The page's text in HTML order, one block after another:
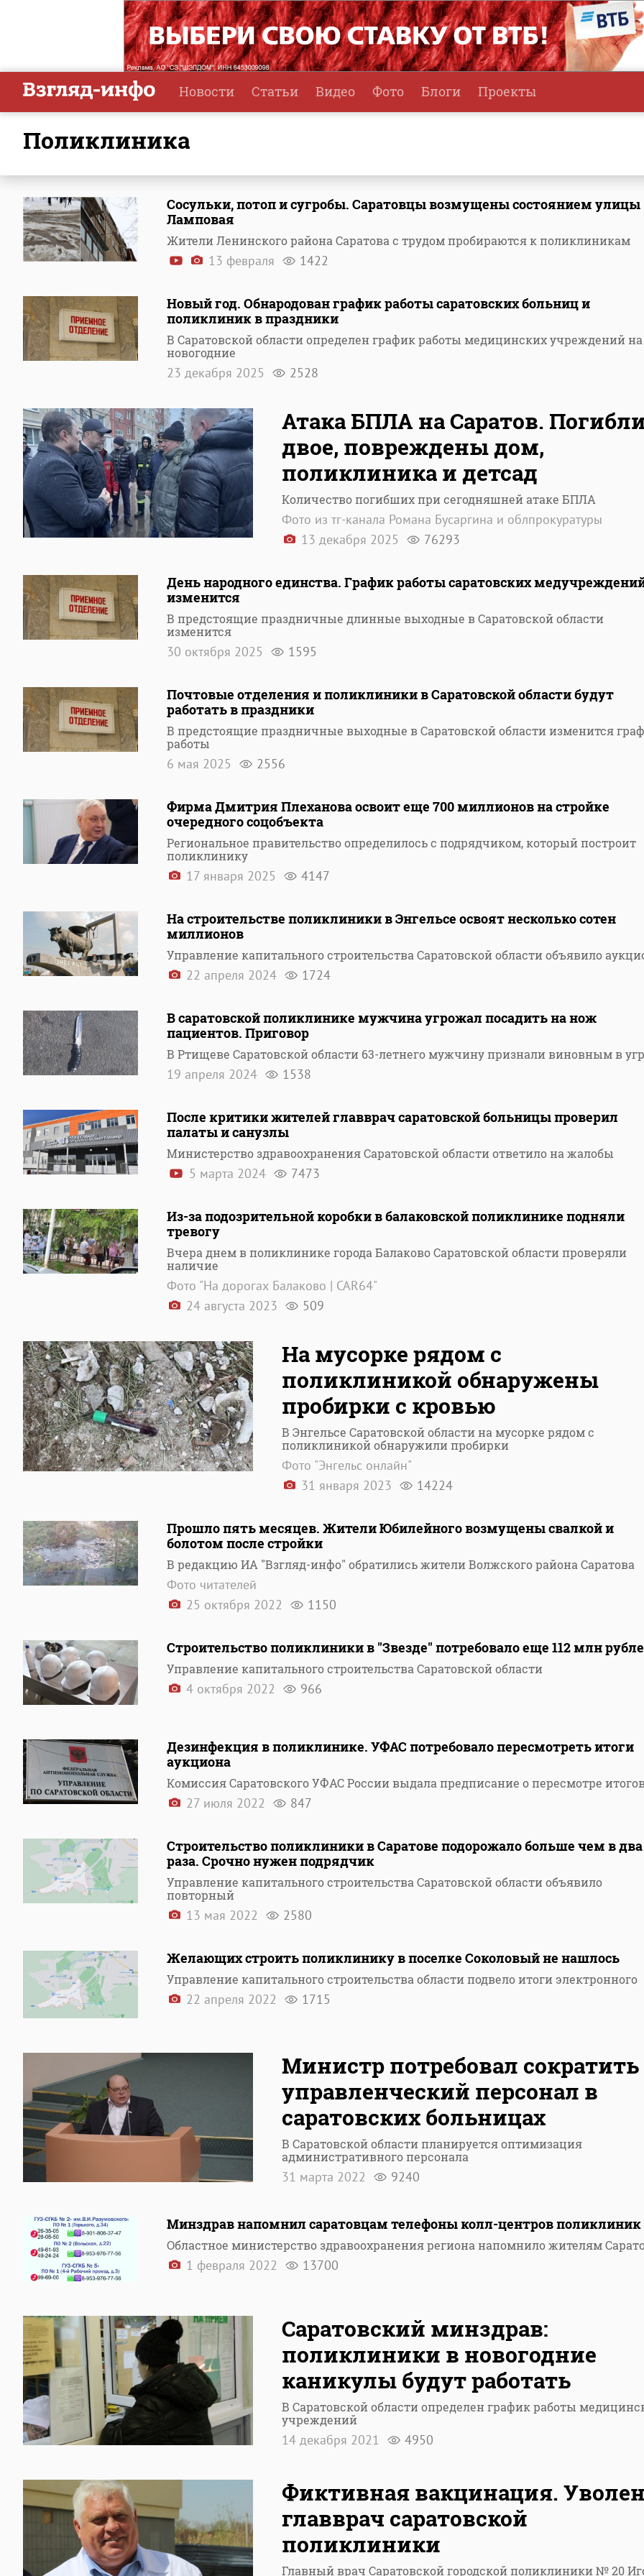
Новости Статьи Видео Фото Блоги Проекты
поликлиника
Сосульки, потоп и сугробы. Саратовцы возмущены состоянием улицы
Ламповая
Жители Ленинского района Саратова с трудом пробираются к поликлиникам
13 февраля 1422
Новый год. Обнародован график работы саратовских больниц и
поликлиник в праздники
В Саратовской области определен график работы медицинских учреждений на
новогодние
23 декабря 2025 2528
Атака БПЛА на Саратов.
двое, повреждены дом,
поликлиника и детсад
Количество погибших при сегодняшней атаке БПЛА
Фото из тг-канала Романа Бусаргина и облпрокуратуры
13 декабря 2025
76293
День народного единства. График работы саратовских
изменится
В предстоящие праздничные длинные выходные в Саратовской области
изменится
30 октября 2025 1595
Почтовые отделения и поликлиники в Саратовской области будут
работать в праздники
В предстоящие праздничные выходные в Саратовской области изменится
работы
6 мая 2025 2556
Фирма Дмитрия Плеханова освоит еще 700 миллионов на стройке
очередного соцобъекта
Региональное правительство определилось с подрядчиком, который построит
поликлинику
17 января 2025 4147
На строительстве поликлиники в Энгельсе освоят несколько сотен
миллионов
Управление капитального строительства Саратовской области объявило
22 апреля 2024 1724
В саратовской поликлинике мужчина угрожал посадить на нож
пациентов. Приговор
В Ртищеве Саратовской области 63-летнего мужчину признали виновным в
19 апреля 2024 1538
После критики жителей главврач саратовской больницы проверил
палаты и санузлы
Министерство здравоохранения Саратовской области ответило на жалобы
5 марта 2024 7473
Из-за подозрительной коробки в балаковской поликлинике подняли
тревогу
Вчера днем в поликлинике города Балаково Саратовской области проверяли
наличие
Фото "На дорогах Балаково | CAR64"
24 августа 2023
509
На мусорке рядом с
поликлиникой обнаружены
пробирки с кровью
В Энгельсе Саратовской области на мусорке рядом с
поликлиникой обнаружили пробирки
Фото "Энгельс онлайн"
31 января 2023
14224
Прошло пять месяцев. Жители Юбилейного возмущены свалкой и
болотом после стройки
В редакцию ИА "Взгляд-инфо" обратились жители Волжского района Саратова
Фото читателей
25 октября 2022
1150
Строительство поликлиники в "Звезде" потребовало еще 112 млн
Управление капитального строительства Саратовской области
4 октября 2022 966
Дезинфекция в поликлинике. УФАС потребовало пересмотреть итоги
аукциона
Комиссия Саратовского УФАС России выдала предписание о пересмотре
27 июля 2022 847
Строительство поликлиники в Саратове подорожало больше чем в два
раза. Срочно нужен подрядчик
Управление капитального строительства Саратовской области объявило
повторный
13 мая 2022 2580
Желающих строить поликлинику в поселке Соколовый не нашлось
Управление капитального строительства области подвело итоги электронного
22 апреля 2022 1715
Министр потребовал сократить
управленческий персонал в
саратовских больницах
В Саратовской области планируется оптимизация
административного персонала
31 марта 2022 9240
Минздрав напомнил саратовцам телефоны колл-центров поликлиник
Областное министерство здравоохранения региона напомнило жителям
1 февраля 2022 13700
Саратовский минздрав:
поликлиники в новогодние
каникулы будут работать
В Саратовской области определен график работы
учреждений
14 декабря 2021 4950
Фиктивная вакцинация.
главврач саратовской
поликлиники
Главный врач Саратовской городской поликлиники № 20